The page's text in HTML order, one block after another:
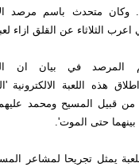
متحدث باسم مرصد
الثلاثاء عن القلق ازاء
المرصد في بيان ان
هذه اللعبة
من قبيل المسيح ومحمد
بينهما حتى الموت'.
يمثل تجريحا لمشاعر